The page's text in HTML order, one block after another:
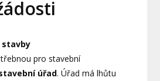
stavby
pro stavební
úřad. Úřad má lhůtu